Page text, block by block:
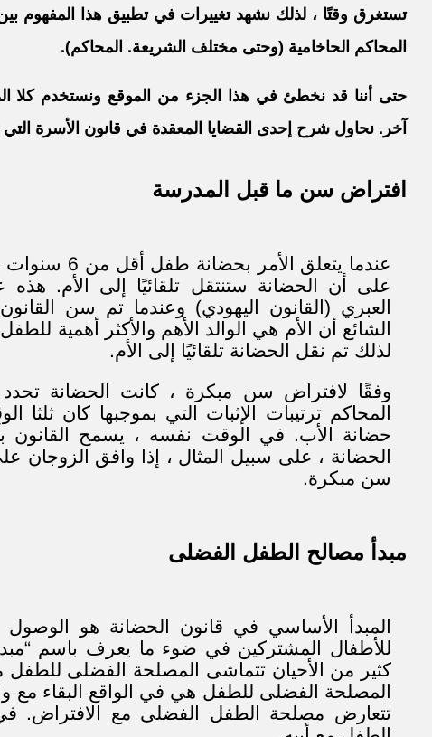
تستغرق وقتًا ، لذلك نشهد تغييرات في تطبيق هذا المفهوم
المحاكم الحاخامية (وحتى مختلف الشريعة. المحاكم).
حتى أننا قد نخطئ في هذا الجزء من الموقع ونستخدم كلا
آخر. نحاول شرح إحدى القضايا المعقدة في قانون الأسرة
افتراض سن ما قبل المدرسة
عندما يتعلق
على أن الحضانة ستنتقل تلقائيًا إلى الأم.
العبري (القانون اليهودي) وعندما تم سن
الشائع أن الأم هي الوالد الأهم والأكثر أهمية
لذلك تم نقل الحضانة تلقائيًا إلى الأم.
وفقًا لافتراض سن مبكرة ، كانت الحضانة
المحاكم ترتيبات الإثبات التي بموجبها كان
حضانة الأب. في الوقت نفسه ، يسمح القانون
الحضانة ، على سبيل المثال ، إذا وافق الزوجان
سن مبكرة.
مبدأ مصالح الطفل الفضلى
المبدأ الأساسي في قانون الحضانة هو
للأطفال المشتركين في ضوء ما يعرف باسم
كثير من الأحيان تتماشى المصلحة الفضلى
المصلحة الفضلى للطفل هي في الواقع البقاء مع
تتعارض مصلحة الطفل الفضلى مع الافتراض.